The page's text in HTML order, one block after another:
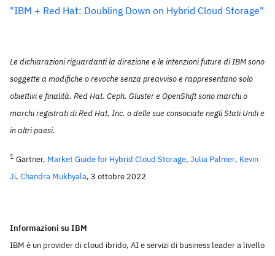
"IBM + Red Hat: Doubling Down on Hybrid Cloud Storage"
Le dichiarazioni riguardanti la direzione e le intenzioni future di IBM sono
soggette a modifiche o revoche senza preavviso e rappresentano solo
obiettivi e finalità. Red Hat, Ceph, Gluster e OpenShift sono marchi o
marchi registrati di Red Hat, Inc. o delle sue consociate negli Stati Uniti e
in altri paesi.
1 Gartner, Market Guide for Hybrid Cloud Storage, Julia Palmer, Kevin
Ji, Chandra Mukhyala, 3 ottobre 2022
Informazioni su IBM
IBM è un provider di cloud ibrido, AI e servizi di business leader a livello